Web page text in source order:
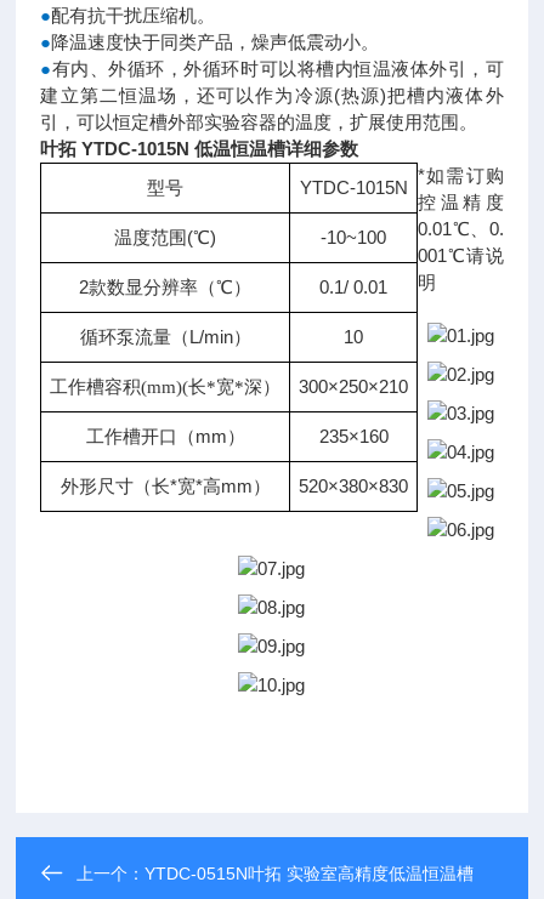
●配有抗干扰压缩机。
●降温速度快于同类产品，燥声低震动小。
●有内、外循环，外循环时可以将槽内恒温液体外引，可
建立第二恒温场，还可以作为冷源(热源)把槽内液体外
引，可以恒定槽外部实验容器的温度，扩展使用范围。
叶拓 YTDC-1015N 低温恒温槽详细参数
型号
YTDC-1015N
温度范围(℃) -10~100
2款数显分辨率（℃） 0.1/ 0.01
循环泵流量（L/min） 10
工作槽容积(mm)(长*宽*深） 300×250×210
工作槽开口（mm） 235×160
外形尺寸（长*宽*高mm） 520×380×830
*如需订购
控温精度
0.01℃、0.
001℃请说
明
上一个：YTDC-0515N叶拓 实验室高精度低温恒温槽